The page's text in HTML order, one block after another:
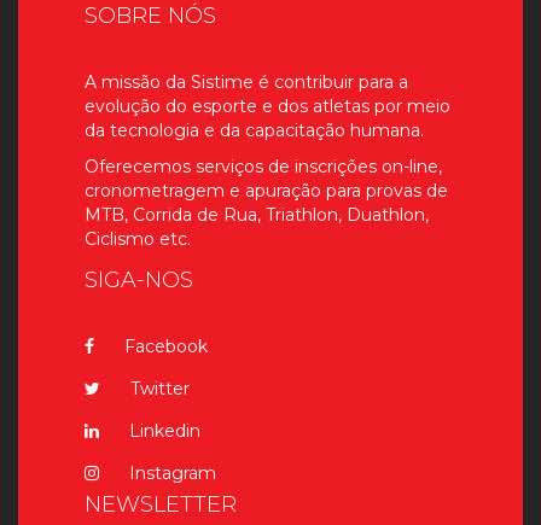
SOBRE NÓS
A missão da Sistime é contribuir para a
evolução do esporte e dos atletas por meio
da tecnologia e da capacitação humana.
Oferecemos serviços de inscrições on-line,
cronometragem e apuração para provas de
MTB, Corrida de Rua, Triathlon, Duathlon,
Ciclismo etc.
SIGA-NOS
Facebook
Twitter
Linkedin
Instagram
NEWSLETTER